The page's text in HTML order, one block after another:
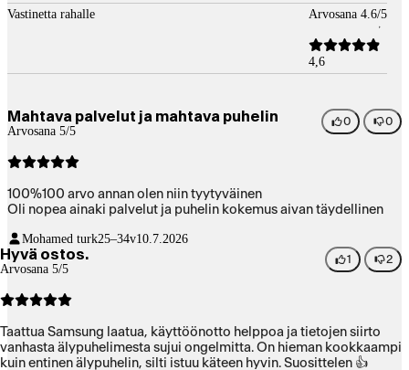
Vastinetta rahalle
Arvosana 4.6/5
4,6
Mahtava palvelut ja mahtava puhelin
Arvosana 5/5
0 0
100%100 arvo annan olen niin tyytyväinen
Oli nopea ainaki palvelut ja puhelin kokemus aivan täydellinen
Mohamed turk25–34v10.7.2026
Hyvä ostos.
Arvosana 5/5
1 2
Taattua Samsung laatua, käyttöönotto helppoa ja tietojen siirto
vanhasta älypuhelimesta sujui ongelmitta. On hieman kookkaampi
kuin entinen älypuhelin, silti istuu käteen hyvin. Suosittelen 👍